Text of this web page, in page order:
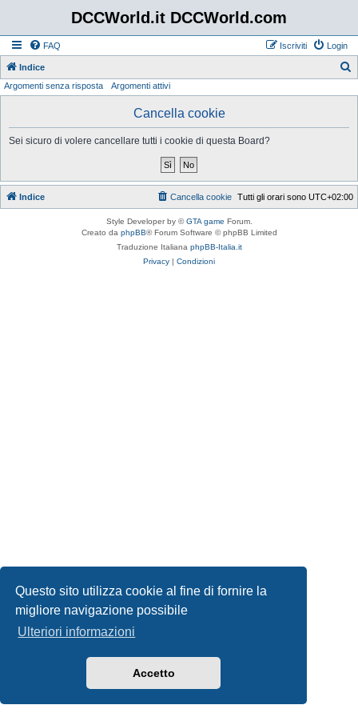
Questo sito utilizza cookie al fine di fornire la
migliore navigazione possibile
Ulteriori informazioni
Accetto
DCCWorld.it DCCWorld.com
FAQ Login
Iscriviti
Indice
Argomenti senza risposta Argomenti attivi
Cancella cookie
Sei sicuro di volere cancellare tutti i cookie di questa Board?
Indice Tutti gli orari sono UTC+02:00
Cancella cookie
Style Developer by ©GTA game Forum.
Creato da phpBB® Forum Software © phpBB Limited
Traduzione Italiana phpBB-Italia.it
Privacy | Condizioni